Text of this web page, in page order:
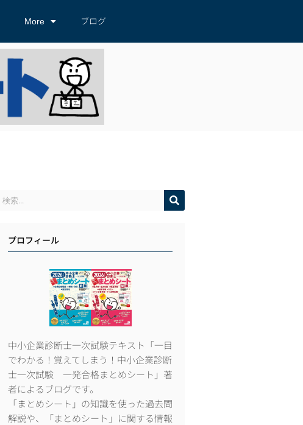
More ブログ
プロフィール
中小企業診断士一次試験テキスト「一目
でわかる！覚えてしまう！中小企業診断
士一次試験 一発合格まとめシート」著
者によるブログです。
「まとめシート」の知識を使った過去問
解説や、「まとめシート」に関する情報